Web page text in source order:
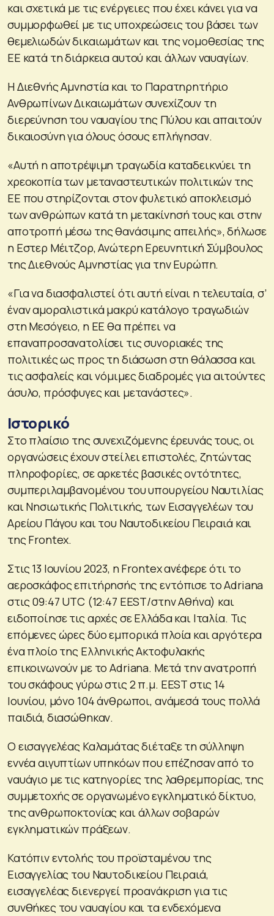
και σχετικά με τις ενέργειες που έχει κάνει για να
συμμορφωθεί με τις υποχρεώσεις του βάσει των
θεμελιωδών δικαιωμάτων και της νομοθεσίας της
ΕΕ κατά τη διάρκεια αυτού και άλλων ναυαγίων.
Η Διεθνής Αμνηστία και το Παρατηρητήριο
Ανθρωπίνων Δικαιωμάτων συνεχίζουν τη
διερεύνηση του ναυαγίου της Πύλου και απαιτούν
δικαιοσύνη για όλους όσους επλήγησαν.
«Αυτή η αποτρέψιμη τραγωδία καταδεικνύει τη
χρεοκοπία των μεταναστευτικών πολιτικών της
ΕΕ που στηρίζονται στον φυλετικό αποκλεισμό
των ανθρώπων κατά τη μετακίνησή τους και στην
αποτροπή μέσω της θανάσιμης απειλής», δήλωσε
η Εστερ Μέιτζορ, Ανώτερη Ερευνητική Σύμβουλος
της Διεθνούς Αμνηστίας για την Ευρώπη.
«Για να διασφαλιστεί ότι αυτή είναι η τελευταία, σ’
έναν αμοραλιστικά μακρύ κατάλογο τραγωδιών
στη Μεσόγειο, η ΕΕ θα πρέπει να
επαναπροσανατολίσει τις συνοριακές της
πολιτικές ως προς τη διάσωση στη θάλασσα και
τις ασφαλείς και νόμιμες διαδρομές για αιτούντες
άσυλο, πρόσφυγες και μετανάστες».
Ιστορικό
Στο πλαίσιο της συνεχιζόμενης έρευνάς τους, οι
οργανώσεις έχουν στείλει επιστολές, ζητώντας
πληροφορίες, σε αρκετές βασικές οντότητες,
συμπεριλαμβανομένου του υπουργείου Ναυτιλίας
και Νησιωτικής Πολιτικής, των Εισαγγελέων του
Αρείου Πάγου και του Ναυτοδικείου Πειραιά και
της Frontex.
Στις 13 Ιουνίου 2023, η Frontex ανέφερε ότι το
αεροσκάφος επιτήρησής της εντόπισε το Adriana
στις 09:47 UTC (12:47 EEST/στην Αθήνα) και
ειδοποίησε τις αρχές σε Ελλάδα και Ιταλία. Τις
επόμενες ώρες δύο εμπορικά πλοία και αργότερα
ένα πλοίο της Ελληνικής Ακτοφυλακής
επικοινωνούν με το Adriana. Μετά την ανατροπή
του σκάφους γύρω στις 2 π.μ. EEST στις 14
Ιουνίου, μόνο 104 άνθρωποι, ανάμεσά τους πολλά
παιδιά, διασώθηκαν.
Ο εισαγγελέας Καλαμάτας διέταξε τη σύλληψη
εννέα αιγυπτίων υπηκόων που επέζησαν από το
ναυάγιο με τις κατηγορίες της λαθρεμπορίας, της
συμμετοχής σε οργανωμένο εγκληματικό δίκτυο,
της ανθρωποκτονίας και άλλων σοβαρών
εγκληματικών πράξεων.
Κατόπιν εντολής του προϊσταμένου της
Εισαγγελίας του Ναυτοδικείου Πειραιά,
εισαγγελέας διενεργεί προανάκριση για τις
συνθήκες του ναυαγίου και τα ενδεχόμενα